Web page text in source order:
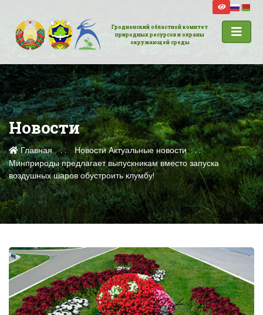
Гродненский областной комитет
природных ресурсов и охраны
окружающей среды
Новости
Главная Новости Актуальные новости
Минприроды предлагает выпускникам вместо запуска
воздушных шаров обустроить клумбу!